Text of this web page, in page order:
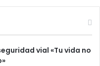
vial «Tu vida no